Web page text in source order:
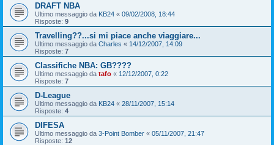
DRAFT NBA
Ultimo messaggio da KB24 « 09/02/2008, 18:44
Risposte: 9
Travelling??...si mi piace anche viaggiare...
Ultimo messaggio da Charles « 14/12/2007, 14:09
Risposte: 7
Classifiche NBA: GB????
Ultimo messaggio da tafo « 12/12/2007, 0:22
Risposte: 7
D-League
Ultimo messaggio da KB24 « 28/11/2007, 15:14
Risposte: 4
DIFESA
Ultimo messaggio da 3-Point Bomber « 05/11/2007, 21:47
Risposte: 12